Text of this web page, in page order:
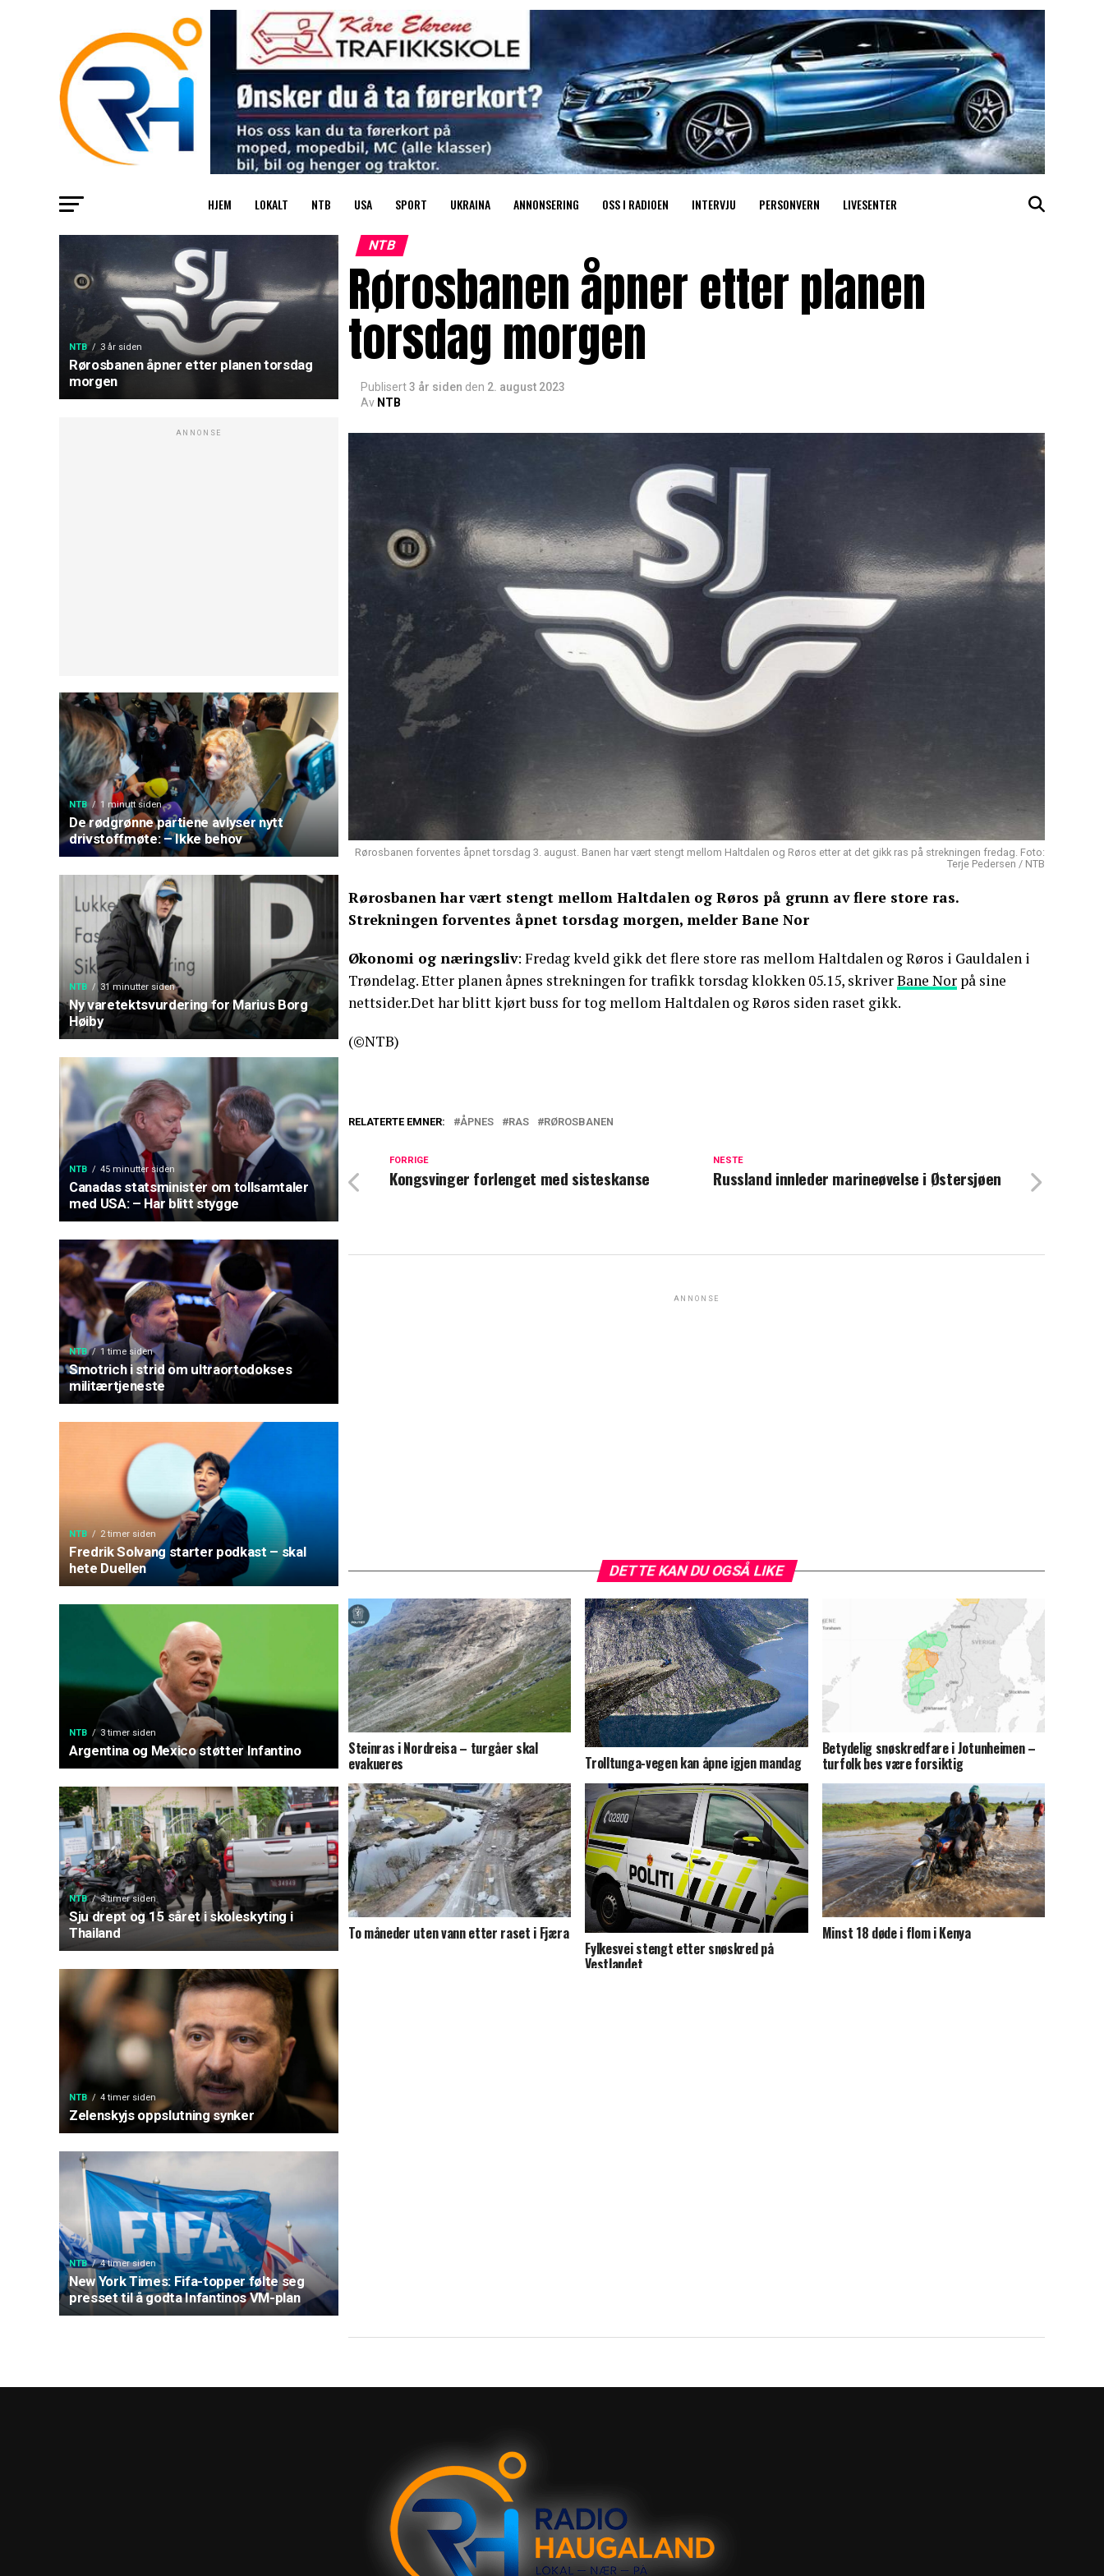
HJEM LOKALT NTB USA SPORT UKRAINA ANNONSERING OSS I RADIOEN INTERVJU PERSONVERN LIVESENTER
NTB 3 år siden
Rørosbanen åpner etter planen torsdag
morgen
ANNONSE
NTB 1 minutt siden
De rødgrønne partiene avlyser nytt
drivstoffmøte: – Ikke behov
NTB 31 minutter siden
Ny varetektsvurdering for Marius Borg
Høiby
NTB 45 minutter siden
Canadas statsminister om tollsamtaler
med USA: – Har blitt stygge
NTB 1 time siden
Smotrich i strid om ultraortodokses
militærtjeneste
NTB 2 timer siden
Fredrik Solvang starter podkast – skal
hete Duellen
NTB 3 timer siden
Argentina og Mexico støtter Infantino
NTB 3 timer siden
Sju drept og 15 såret i skoleskyting i
Thailand
NTB 4 timer siden
Zelenskyjs oppslutning synker
NTB 4 timer siden
New York Times: Fifa-topper følte seg
presset til å godta Infantinos VM-plan
NTB
Rørosbanen åpner etter planen
torsdag morgen
Publisert3 år siden den 2. august 2023
Av NTB
Rørosbanen forventes åpnet torsdag 3. august. Banen har vært stengt mellom Haltdalen og Røros etter at det gikk ras på strekningen fredag. Foto:
Terje Pedersen / NTB
Rørosbanen har vært stengt mellom Haltdalen og Røros på grunn av flere store ras.
Strekningen forventes åpnet torsdag morgen, melder Bane Nor
Økonomi og næringsliv: Fredag kveld gikk det flere store ras mellom Haltdalen og Røros i Gauldalen i
Trøndelag. Etter planen åpnes strekningen for trafikk torsdag klokken 05.15, skriverBane Nor på sine
nettsider.Det har blitt kjørt buss for tog mellom Haltdalen og Røros siden raset gikk.
(©NTB)
RELATERTE EMNER: ÅPNES RAS RØROSBANEN
NESTE
Russland innleder marineøvelse i Østersjøen
FORRIGE
Kongsvinger forlenget med sisteskanse
ANNONSE
DETTE KAN DU OGSÅ LIKE
Steinras i Nordreisa – turgåer skal
evakueres Trolltunga-vegen kan åpne igjen mandag
Betydelig snøskredfare i Jotunheimen –
turfolk bes være forsiktig
To måneder uten vann etter raset i Fjæra
Fylkesvei stengt etter snøskred på
Vestlandet
Minst 18 døde i flom i Kenya